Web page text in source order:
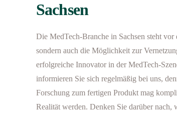
Sachsen
Die MedTech-Branche in Sachsen steht
sondern auch die Möglichkeit zur
erfolgreiche Innovator in der MedTech-
informieren Sie sich regelmäßig bei uns,
Forschung zum fertigen Produkt mag
Realität werden. Denken Sie darüber nach,